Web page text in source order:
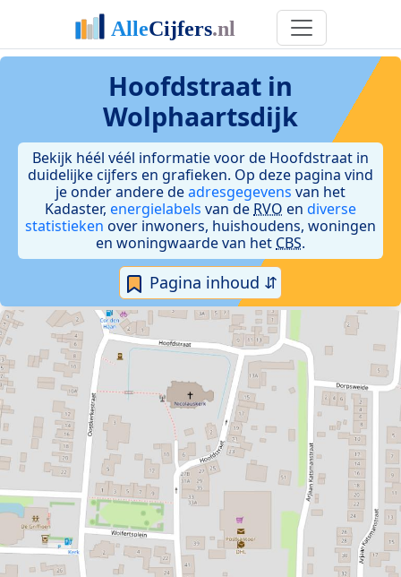
Hoofdstraat in
Wolphaartsdijk
Bekijk héél véél informatie voor de Hoofdstraat in
duidelijke cijfers en grafieken. Op deze pagina vind
je onder andere deadresgegevens van het
Kadaster, energielabels van de RVO en diverse
statistieken over inwoners, huishoudens, woningen
en woningwaarde van het CBS.
Pagina inhoud ⇵